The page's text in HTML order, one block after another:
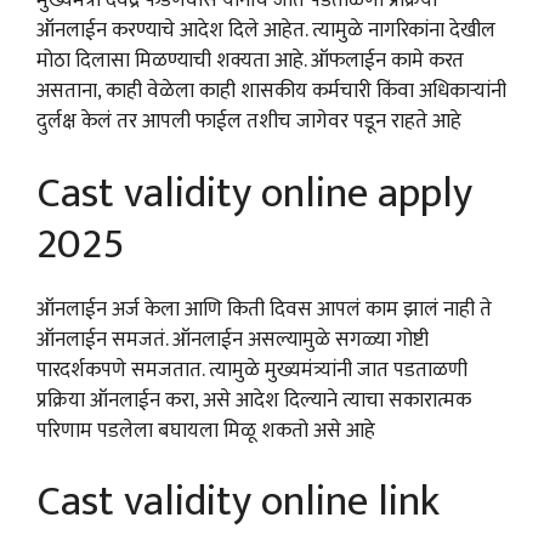
ऑनलाईन करण्याचे आदेश दिले आहेत. त्यामुळे नागरिकांना देखील
मोठा दिलासा मिळण्याची शक्यता आहे. ऑफलाईन कामे करत
असताना, काही वेळेला काही शासकीय कर्मचारी किंवा अधिकाऱ्यांनी
दुर्लक्ष केलं तर आपली फाईल तशीच जागेवर पडून राहते आहे
Cast validity online apply
2025
ऑनलाईन अर्ज केला आणि किती दिवस आपलं काम झालं नाही ते
ऑनलाईन समजतं. ऑनलाईन असल्यामुळे सगळ्या गोष्टी
पारदर्शकपणे समजतात. त्यामुळे मुख्यमंत्र्यांनी जात पडताळणी
प्रक्रिया ऑनलाईन करा, असे आदेश दिल्याने त्याचा सकारात्मक
परिणाम पडलेला बघायला मिळू शकतो असे आहे
Cast validity online link